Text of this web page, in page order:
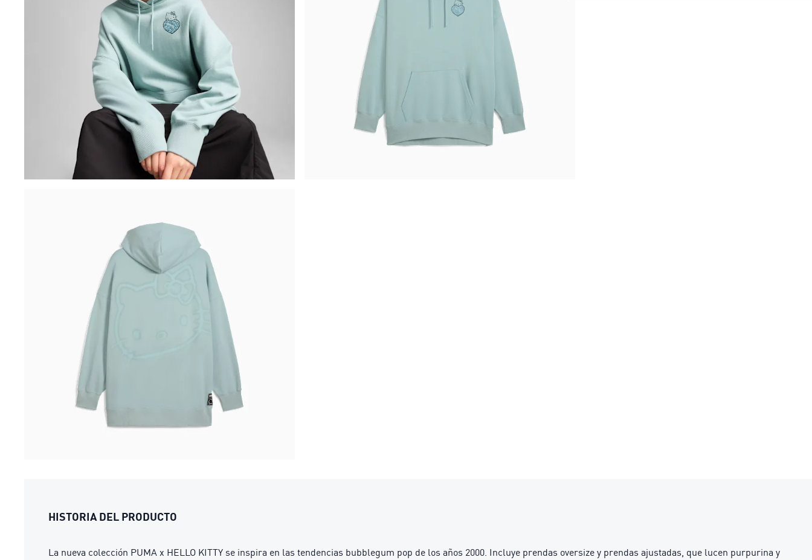
HISTORIA DEL PRODUCTO
La nueva colección PUMA x HELLO KITTY se inspira en las tendencias bubblegum pop de los años 2000. Incluye prendas oversize y prendas ajustadas, que lucen purpurina y